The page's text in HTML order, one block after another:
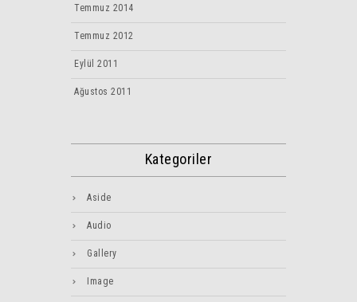
Temmuz 2014
Temmuz 2012
Eylül 2011
Ağustos 2011
Kategoriler
Aside
Audio
Gallery
Image